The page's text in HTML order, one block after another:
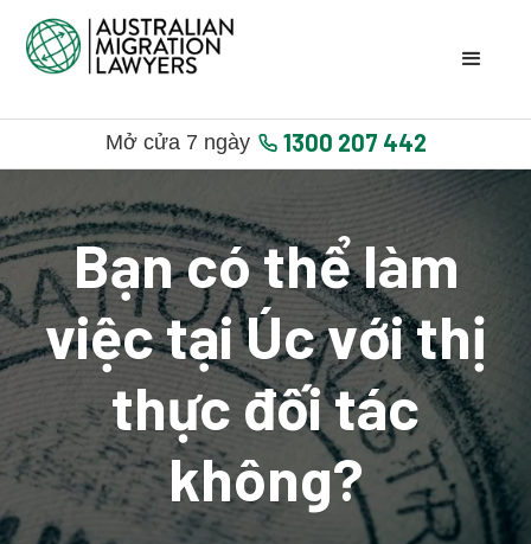
Mở cửa 7 ngày 1300 207 442
Bạn có thể làm
việc tại Úc với thị
thực đối tác
không?